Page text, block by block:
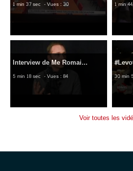
1 min 37 sec - Vues : 30 1 min
Interview de Me Romai...
5 min 18 sec - Vues : 84 30 min
Voir toutes les